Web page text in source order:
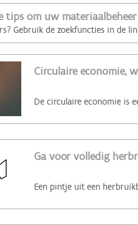
tips om uw
Gebruik de zoekfuncties in de
Circulaire economie,
Ga voor volledig